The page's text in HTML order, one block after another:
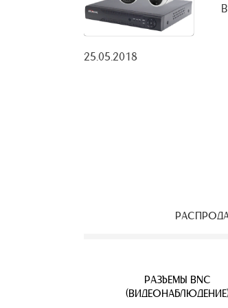
25.05.2018
УЛИЧНЫЕ IP КАМЕРЫ
РАЗЪЕМЫ BNC
КАБЕЛЬ ВИТАЯ ПАРА